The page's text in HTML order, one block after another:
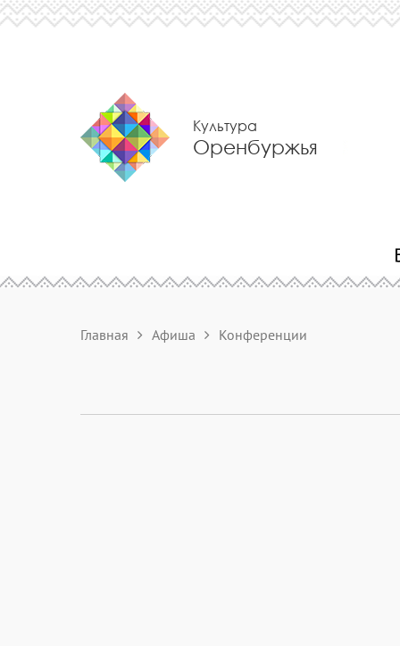
Культура
Оренбуржья
Главная Афиша Конференции